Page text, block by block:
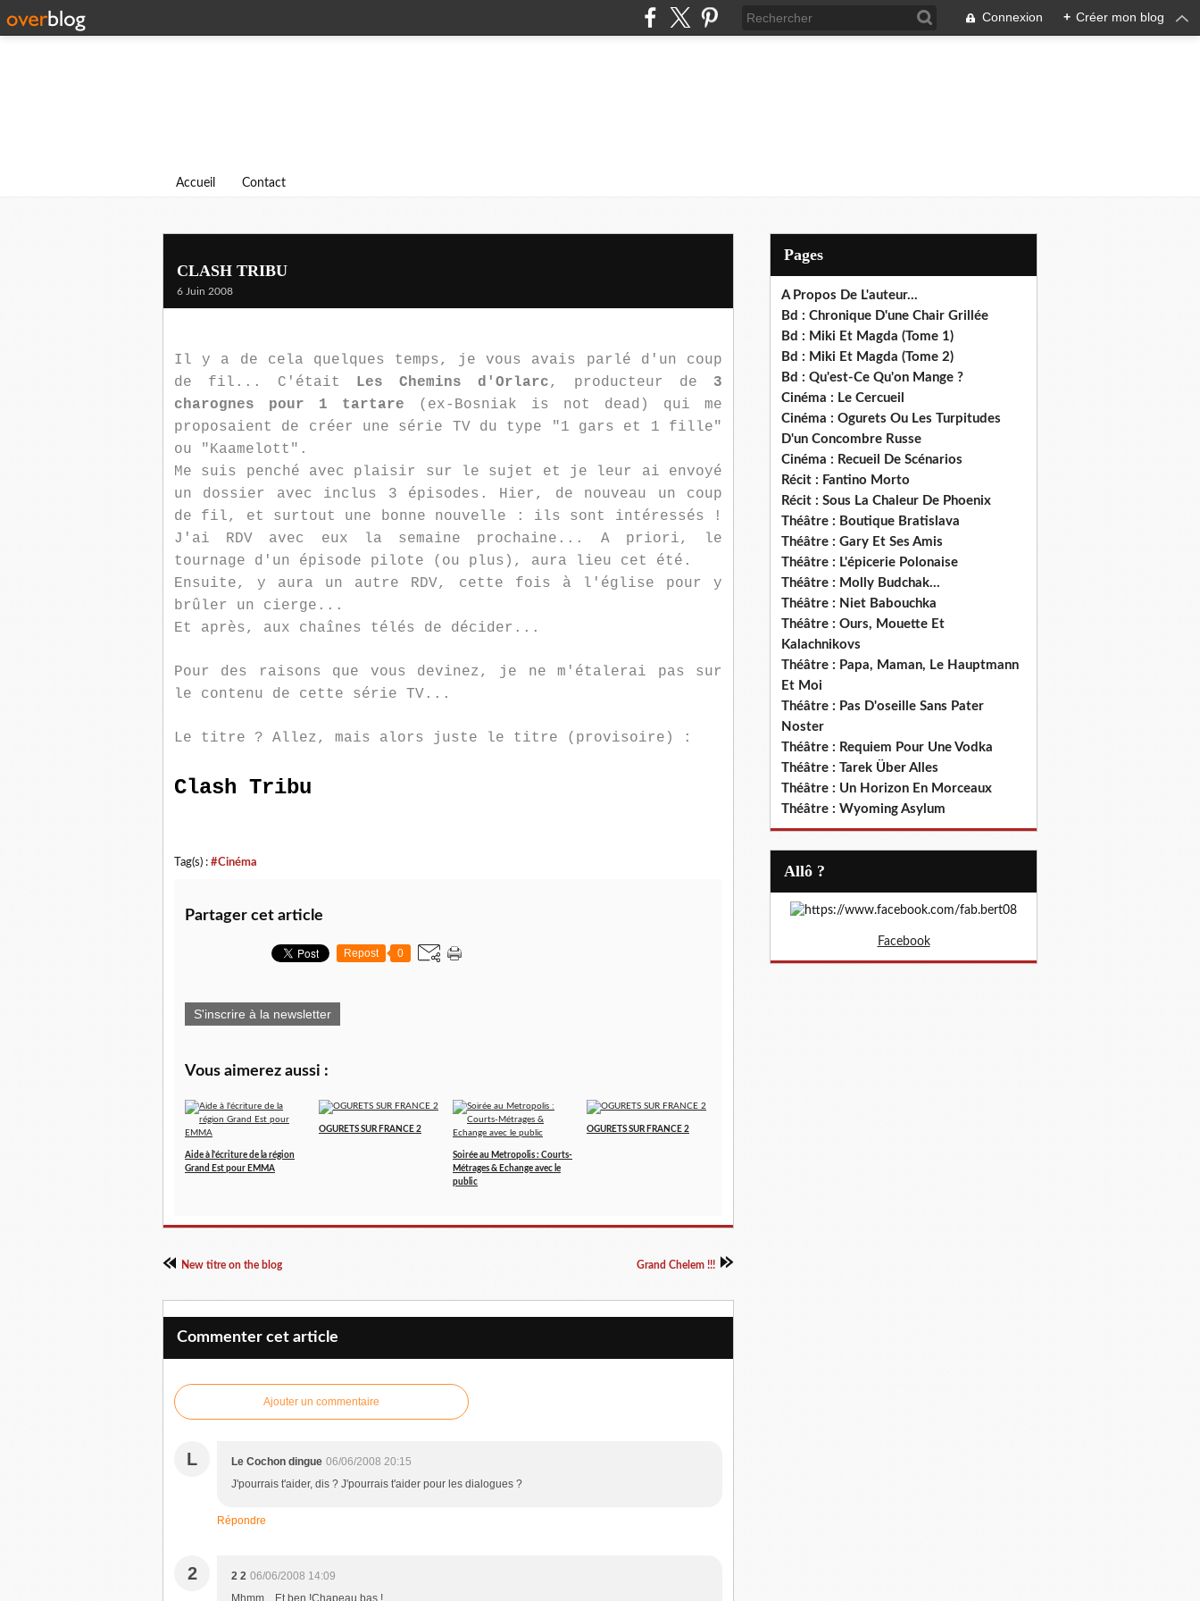
Connexion + Créer mon blog
Accueil Contact
CLASH TRIBU
6 Juin 2008
Il y a de cela quelques temps, je vous avais parlé d'un coup
de fil... C'était Les Chemins d'Orlarc, producteur de 3
charognes pour 1 tartare (ex-Bosniak is not dead) qui me
proposaient de créer une série TV du type "1 gars et 1 fille"
ou "Kaamelott".
Me suis penché avec plaisir sur le sujet et je leur ai envoyé
un dossier avec inclus 3 épisodes. Hier, de nouveau un coup
de fil, et surtout une bonne nouvelle : ils sont intéressés !
J'ai RDV avec eux la semaine prochaine... A priori, le
tournage d'un épisode pilote (ou plus), aura lieu cet été.
Ensuite, y aura un autre RDV, cette fois à l'église pour y
brûler un cierge...
Et après, aux chaînes télés de décider...
Pour des raisons que vous devinez, je ne m'étalerai pas sur
le contenu de cette série TV...
Le titre ? Allez, mais alors juste le titre (provisoire) :
Clash Tribu
Tag(s) : #Cinéma
Partager cet article
Repost 0
S'inscrire à la newsletter
Vous aimerez aussi :
Aide à l'écriture de la région
Grand Est pour EMMA
OGURETS SUR FRANCE 2
Soirée au Metropolis : Courts-
Métrages & Echange avec le
public
OGURETS SUR FRANCE 2
New titre on the blog Grand Chelem !!!
Commenter cet article
Ajouter un commentaire
L Le Cochon dingue 06/06/2008 20:15
J'pourrais t'aider, dis ? J'pourrais t'aider pour les dialogues ?
Répondre
2 2 2 06/06/2008 14:09
Mhmm... Et ben !Chapeau bas !
Pages
A Propos De L'auteur...
Bd : Chronique D'une Chair Grillée
Bd : Miki Et Magda (Tome 1)
Bd : Miki Et Magda (Tome 2)
Bd : Qu'est-Ce Qu'on Mange ?
Cinéma : Le Cercueil
Cinéma : Ogurets Ou Les Turpitudes
D'un Concombre Russe
Cinéma : Recueil De Scénarios
Récit : Fantino Morto
Récit : Sous La Chaleur De Phoenix
Théâtre : Boutique Bratislava
Théâtre : Gary Et Ses Amis
Théâtre : L'épicerie Polonaise
Théâtre : Molly Budchak...
Théâtre : Niet Babouchka
Théâtre : Ours, Mouette Et
Kalachnikovs
Théâtre : Papa, Maman, Le Hauptmann
Et Moi
Théâtre : Pas D'oseille Sans Pater
Noster
Théâtre : Requiem Pour Une Vodka
Théâtre : Tarek Über Alles
Théâtre : Un Horizon En Morceaux
Théâtre : Wyoming Asylum
Allô ?
Facebook